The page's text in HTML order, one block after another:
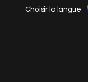
Choisir la langue